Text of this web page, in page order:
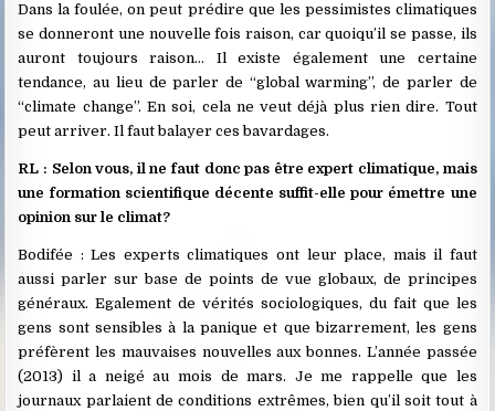
Dans la foulée, on peut prédire que les pessimistes climatiques
se donneront une nouvelle fois raison, car quoiqu’il se passe, ils
auront toujours raison… Il existe également une certaine
tendance, au lieu de parler de “global warming”, de parler de
“climate change”. En soi, cela ne veut déjà plus rien dire. Tout
peut arriver. Il faut balayer ces bavardages.
RL : Selon vous, il ne faut donc pas être expert climatique, mais
une formation scientifique décente suffit-elle pour émettre une
opinion sur le climat?
Bodifée : Les experts climatiques ont leur place, mais il faut
aussi parler sur base de points de vue globaux, de principes
généraux. Egalement de vérités sociologiques, du fait que les
gens sont sensibles à la panique et que bizarrement, les gens
préfèrent les mauvaises nouvelles aux bonnes. L’année passée
(2013) il a neigé au mois de mars. Je me rappelle que les
journaux parlaient de conditions extrêmes, bien qu’il soit tout à